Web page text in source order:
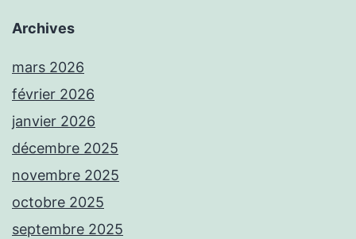
Archives
mars 2026
février 2026
janvier 2026
décembre 2025
novembre 2025
octobre 2025
septembre 2025